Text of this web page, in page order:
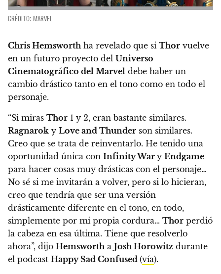
CRÉDITO: MARVEL
Chris Hemsworth ha revelado que si Thor vuelve
en un futuro proyecto del Universo
Cinematográfico del Marvel debe haber un
cambio drástico tanto en el tono como en todo el
personaje.
“Si miras Thor 1 y 2, eran bastante similares.
Ragnarok y Love and Thunder son similares.
Creo que se trata de reinventarlo. He tenido una
oportunidad única con Infinity War y Endgame
para hacer cosas muy drásticas con el personaje…
No sé si me invitarán a volver, pero si lo hicieran,
creo que tendría que ser una versión
drásticamente diferente en el tono, en todo,
simplemente por mi propia cordura… Thor perdió
la cabeza en esa última. Tiene que resolverlo
ahora”, dijo Hemsworth a Josh Horowitz durante
el podcast Happy Sad Confused (vía).